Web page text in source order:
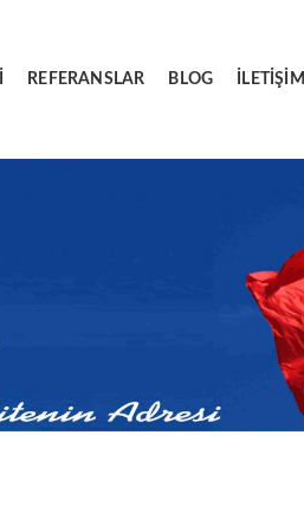
REFERANSLAR BLOG İLETIŞIM